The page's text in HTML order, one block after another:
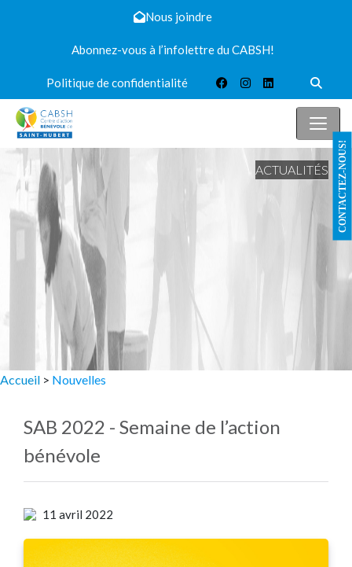
Nous joindre
Abonnez-vous à l’infolettre du CABSH!
Politique de confidentialité
CONTACTEZ-NOUS!
ACTUALITÉS
Accueil > Nouvelles
SAB 2022 - Semaine de l’action
bénévole
11 avril 2022